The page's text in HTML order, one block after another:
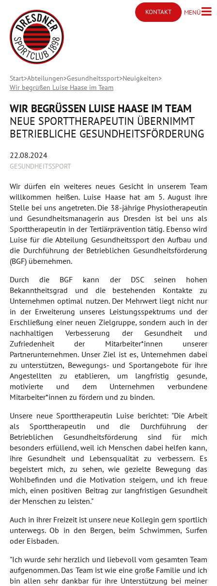
KONTAKT
Kontakt öffnen
MENÜMenü
Start Abteilungen Gesundheitssport Neuigkeiten
Wir begrüßen Luise Haase im Team
WIR BEGRÜSSEN LUISE HAASE IM TEAM
NEUE SPORTTHERAPEUTIN ÜBERNIMMT
BETRIEBLICHE GESUNDHEITSFÖRDERUNG
22.08.2024
GESUNDHEITSSPORT
Wir dürfen ein weiteres neues Gesicht in unserem Team
willkommen heißen. Luise Haase hat am 5. August ihre
Stelle bei uns angetreten. Die 38-jährige Physiotherapeutin
und Gesundheitsmanagerin aus Dresden ist bei uns als
Sporttherapeutin in der Tertiärprävention tätig. Ebenso wird
Luise für die Abteilung Gesundheitssport den Aufbau und
die Durchführung der Betrieblichen Gesundheitsförderung
(BGF) übernehmen.
Durch die BGF kann der DSC seinen hohen
Bekanntheitsgrad und die bestehenden Kontakte zu
Unternehmen optimal nutzen. Der Mehrwert liegt nicht nur
in der Erweiterung unseres Leistungsspektrums und der
Erschließung einer neuen Zielgruppe, sondern auch in der
nachhaltigen Verbesserung der Gesundheit und
Zufriedenheit der Mitarbeiter*innen unserer
Partnerunternehmen. Unser Ziel ist es, Unternehmen dabei
zu unterstützen, Bewegungs- und Sportangebote für ihre
Angestellten zu etablieren, um langfristig gesunde,
motivierte und dem Unternehmen verbundene
Mitarbeiter*innen zu fördern und zu binden.
Unsere neue Sporttherapeutin Luise berichtet: "Die Arbeit
als Sporttherapeutin und die Durchführung der
Betrieblichen Gesundheitsförderung sind für mich
besonders erfüllend, weil ich Menschen dabei helfen kann,
ihre Gesundheit und Lebensqualität zu verbessern. Es
begeistert mich, zu sehen, wie gezielte Bewegung das
Wohlbefinden und die Motivation steigern, und ich freue
mich, einen positiven Beitrag zur langfristigen Gesundheit
der Menschen zu leisten."
Auch in ihrer Freizeit ist unsere neue Kollegin gern sportlich
unterwegs. Ob in den Bergen, beim Schwimmen, Surfen
oder Eisbaden.
"Ich wurde sehr herzlich und liebevoll vom gesamten Team
aufgenommen. Das Team ist wie eine große Familie und ich
bin allen sehr dankbar für ihre Unterstützung bei meiner